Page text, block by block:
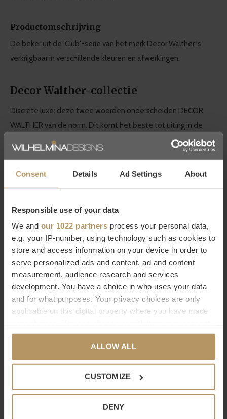
Consent Details Ad Settings About
Responsible use of your data
We and our 1022 partners process your personal data,
e.g. your IP-number, using technology such as cookies to
store and access information on your device in order to
serve personalized ads and content, ad and content
measurement, audience research and services
development. You have a choice in who uses your data
and for what purposes. Your privacy choices are only
applicable on this digital property where you have made
any time from the Cookie Declaration or by clicking on
the Privacy trigger icon.
If you allow, we would also like to:
ALLOW ALL
CUSTOMIZE
DENY
Productomschrijving
De beker uit de 'Club'-serie van het merk Decor Walther is
verkrijgbaar in verschillende kleuren en afwerkingen.
Decor Walther-collectie
Discrete luxe: deze twee woorden onderscheiden DECOR
WALTHER van de norm. Dit komt het beste tot uiting in de
kwaliteit en het design. Dit maakt Decor Walther synoniem
ingericht te worden met de mooiste accessoires van hoge
kwaliteit. Je ziet het, je voelt het.
Bestel Decor Walther online
Wilt u meer weten over Decor Walther of bent u op zoek naar
een product dat niet op onze website staat? Neem dan
contact op met onzeklantenservice(livechat, e-mail of
telefoon). Natuurlijk kunt u ookdirect bestellen, het duurt
Merk
Decor Walther
Club